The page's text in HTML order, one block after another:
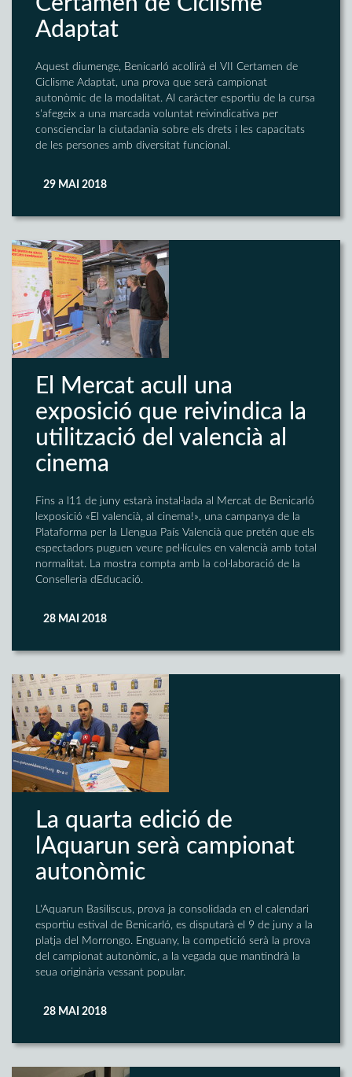
Adaptat
Aquest diumenge, Benicarló acollirà el VII Certamen de
Ciclisme Adaptat, una prova que serà campionat
autonòmic de la modalitat. Al caràcter esportiu de la cursa
s'afegeix a una marcada voluntat reivindicativa per
conscienciar la ciutadania sobre els drets i les capacitats
de les persones amb diversitat funcional.
29 MAI 2018
El Mercat acull una
exposició que reivindica la
utilització del valencià al
cinema
Fins a l11 de juny estarà instal·lada al Mercat de Benicarló
lexposició «El valencià, al cinema!», una campanya de la
Plataforma per la Llengua País Valencià que pretén que els
espectadors puguen veure pel·lícules en valencià amb total
normalitat. La mostra compta amb la col·laboració de la
Conselleria dEducació.
28 MAI 2018
La quarta edició de
lAquarun serà campionat
autonòmic
L'Aquarun Basiliscus, prova ja consolidada en el calendari
esportiu estival de Benicarló, es disputarà el 9 de juny a la
platja del Morrongo. Enguany, la competició serà la prova
del campionat autonòmic, a la vegada que mantindrà la
seua originària vessant popular.
28 MAI 2018